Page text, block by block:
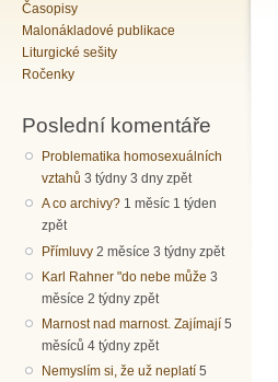
Časopisy
Malonákladové publikace
Liturgické sešity
Ročenky
Poslední komentáře
Problematika homosexuálních
vztahů 3 týdny 3 dny zpět
A co archivy? 1 měsíc 1 týden
zpět
Přímluvy 2 měsíce 3 týdny zpět
Karl Rahner "do nebe může 3
měsíce 2 týdny zpět
Marnost nad marnost. Zajímají 5
měsíců 4 týdny zpět
Nemyslím si, že už neplatí 5